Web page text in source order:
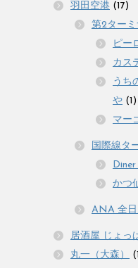
羽田空港 (17)
第2ター
ピー
カス
うち
や (1)
マー
国際線タ
かつ
ANA 全
居酒屋 じょっ
丸一（大森）